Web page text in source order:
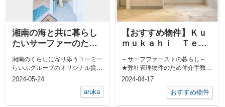
湘南の海と共に暮らし
たいサーファーのため
のこだわりルーム
―Surf Deck （サーフ
デック）ーaruka057
湘南のくらしに寄り添うユーミー
らいふグループのオリジナル賃貸
住宅「aruka」シリーズに、新た
2024-05-24
aruka
【おすすめ物件】Ｋｕ
ｍｕｋａｈｉ Ｔｅｒ
ｒａｃｅ【arukaシリー
ズ】
～サーフファーストの暮らし～
★弊社管理物件のため仲介手数料
無料★ 屋外シャワーあります...
2024-04-17
おすすめ物件